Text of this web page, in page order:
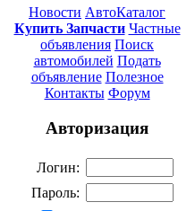
Новости АвтоКаталог
Купить Запчасти Частные
объявления Поиск
автомобилей Подать
объявление Полезное
Контакты Форум
Авторизация
Логин:
Пароль: